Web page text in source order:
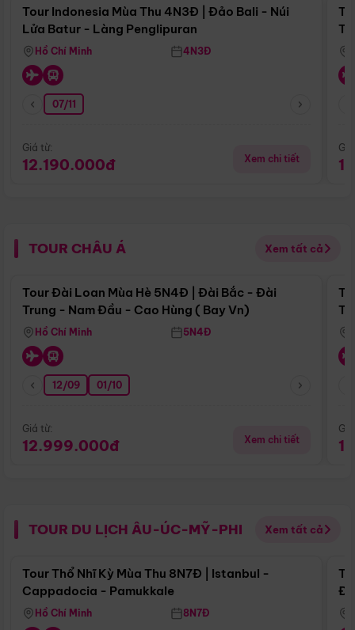
Tour Indonesia Mùa Thu 4N3Đ | Đảo Bali - Núi
Lửa Batur - Làng Penglipuran
Hồ Chí Minh 4N3Đ
07/11
Giá từ:
12.190.000đ Xem chi tiết
TOUR CHÂU Á Xem tất cả
Điểm nổi bật
Tour Đài Loan Mùa Hè 5N4Đ | Đài Bắc - Đài
Trung - Nam Đầu - Cao Hùng ( Bay Vn)
Hồ Chí Minh 5N4Đ
12/09 01/10
Giá từ:
12.999.000đ Xem chi tiết
TOUR DU LỊCH ÂU-ÚC-MỸ-PHI Xem tất cả
Điểm nổi bật
Tour Thổ Nhĩ Kỳ Mùa Thu 8N7Đ | Istanbul -
Cappadocia - Pamukkale
Hồ Chí Minh 8N7Đ